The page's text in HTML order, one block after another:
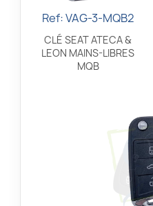
Aperçu rapide
Ref: VAG-3-MQB2
CLÉ SEAT ATECA &
LEON MAINS-LIBRES
MQB